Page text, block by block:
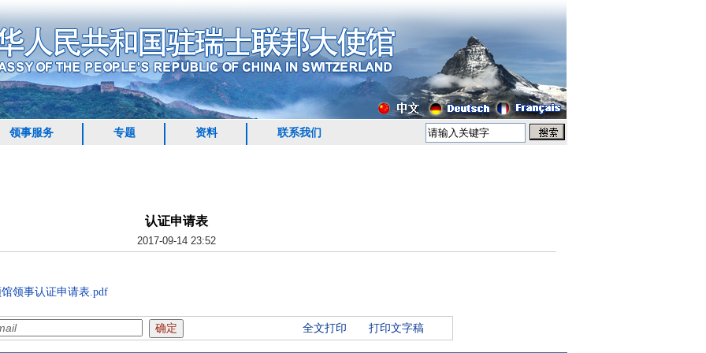
领事服务 专题 资料 联系我们
认证申请表
2017-09-14 23:52
领事认证申请表.pdf
全文打印 打印文字稿